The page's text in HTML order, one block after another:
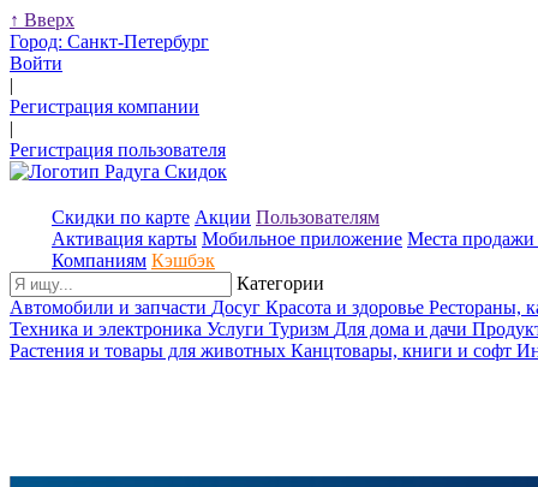
↑ Вверх
Город: Санкт-Петербург
Войти
|
Регистрация компании
|
Регистрация пользователя
Скидки по карте Акции Пользователям
Активация карты Мобильное приложение Места продажи
Компаниям Кэшбэк
Категории
Автомобили и запчасти Досуг Красота и здоровье Рестораны,
Техника и электроника Услуги Туризм Для дома и дачи
Растения и товары для животных Канцтовары, книги и софт